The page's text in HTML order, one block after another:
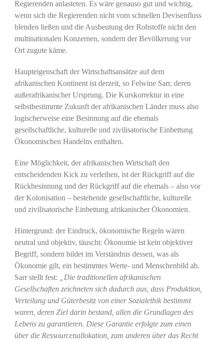
Regierenden anlasteten. Es wäre genauso gut und wichtig,
wenn sich die Regierenden nicht vom schnellen Devisenfluss
blenden ließen und die Ausbeutung der Rohstoffe nicht den
multinationalen Konzernen, sondern der Bevölkerung vor
Ort zugute käme.
Haupteigenschaft der Wirtschaftsansätze auf dem
afrikanischen Kontinent ist derzeit, so Felwine Sarr, deren
außerafrikanischer Ursprung. Die Kurskorrektur in eine
selbstbestimmte Zukunft der afrikanischen Länder muss also
logischerweise eine Besinnung auf die ehemals
gesellschaftliche, kulturelle und zivilisatorische Einbettung
Ökonomischen Handelns enthalten.
Eine Möglichkeit, der afrikanischen Wirtschaft den
entscheidenden Kick zu verleihen, ist der Rückgriff auf die
Rückbesinnung und der Rückgriff auf die ehemals – also vor
der Kolonisation – bestehende gesellschaftliche, kulturelle
und zivilisatorische Einbettung afrikanischer Ökonomien.
Hintergrund: der Eindruck, ökonomische Regeln wären
neutral und objektiv, täuscht: Ökonomie ist kein objektiver
Begriff, sondern bildet im Verständnis dessen, was als
Ökonomie gilt, ein bestimmtes Werte- und Menschenbild ab.
Sarr stellt fest:
„Die traditionellen afrikanischen
Gesellschaften zeichneten sich dadurch aus, dass Produktion,
Verteilung und Güterbesitz von einer Sozialethik bestimmt
waren, deren Ziel darin bestand, allen die Grundlagen des
Lebens zu garantieren. Diese Garantie erfolgte zum einen
über die Ressourcenallokation, zum anderen über das Recht